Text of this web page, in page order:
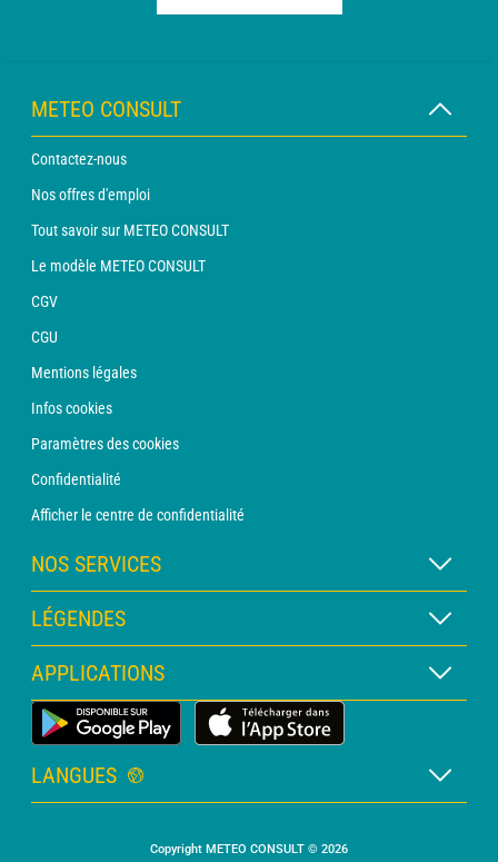
METEO CONSULT
Contactez-nous
Nos offres d'emploi
Tout savoir sur METEO CONSULT
Le modèle METEO CONSULT
CGV
CGU
Mentions légales
Infos cookies
Paramètres des cookies
Confidentialité
Afficher le centre de confidentialité
NOS SERVICES
Abonnement METEO Xpert
Abonnement METEO PRO
Consultation avec un prévisionniste
Bulletin PRO
LÉGENDES
Légende des cartes
Légende des pictogrammes
Glossaire
APPLICATIONS
Application Météo Terrestre
LANGUES
Copyright METEO CONSULT © 2026